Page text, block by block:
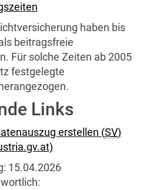
haben bis
beitragsfreie
Für solche Zeiten ab 2005
festgelegte
herangezogen.
Links
erstellen (SV)
15.04.2026